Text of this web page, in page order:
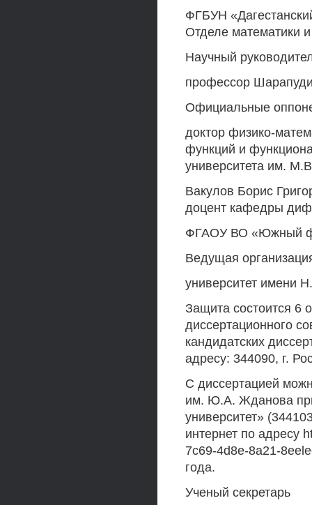
ФГБУН
Отделе математики
Научный
профессор
Официальные
доктор физико-
функций и
университета им.
Вакулов Борис
доцент кафедры
ФГАОУ ВО «Южный
Ведущая
университет имени
Защита состоится 6
диссертационного
кандидатских
адресу: 344090, г.
С диссертацией
им. Ю.А. Жданова
университет»
интернет по адресу
7c69-4d8e-8a21-
года.
Ученый секретарь